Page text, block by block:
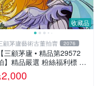
收藏品
顧茅廬藝術古董拍賣 2076
【三顧茅廬 • 精品第29572
】精品嚴選 粉絲福利標 日
本動漫大師 車田正美簽名照
《聖鬥士星矢》！ 特惠起
2,000